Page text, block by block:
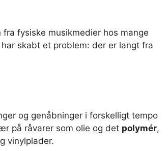
fysiske musikmedier hos mange
skabt et problem: der er langt fra
og genåbninger i forskelligt tempo
på råvarer som olie og det polymér,
vinylplader.